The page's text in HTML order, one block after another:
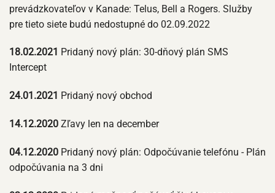
prevádzkovateľov v Kanade: Telus, Bell a Rogers. Služby
pre tieto siete budú nedostupné do 02.09.2022
18.02.2021 Pridaný nový plán: 30-dňový plán SMS
Intercept
24.01.2021 Pridaný nový obchod
14.12.2020 Zľavy len na december
04.12.2020 Pridaný nový plán: Odpočúvanie telefónu - Plán
odpočúvania na 3 dni